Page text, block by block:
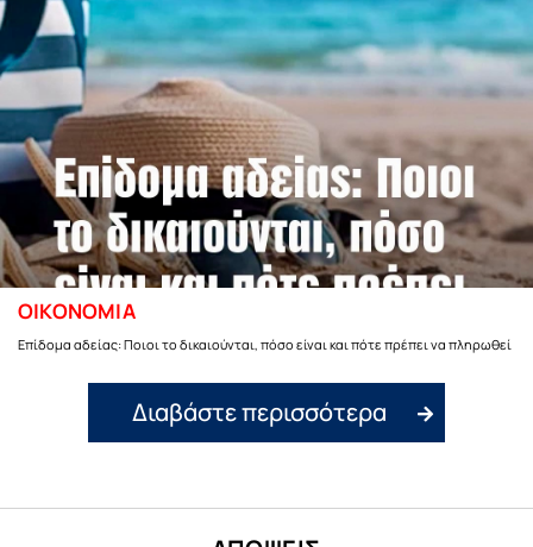
ΟΙΚΟΝΟΜΙΑ
Επίδομα αδείας: Ποιοι το δικαιούνται, πόσο είναι και πότε πρέπει να πληρωθεί
Διαβάστε περισσότερα